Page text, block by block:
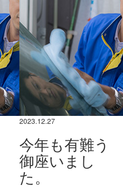
2023.12.27
今年も有難う
御座いまし
た。